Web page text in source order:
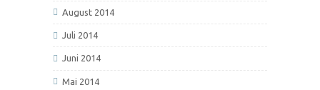
August 2014
Juli 2014
Juni 2014
Mai 2014